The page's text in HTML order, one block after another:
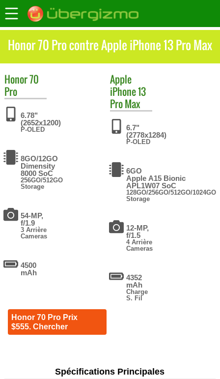
Honor 70 Pro contre Apple iPhone 13 Pro Max
Honor70
Pro
6.78"
(2652x1200)
P-OLED
8GO/12GO
Dimensity
8000 SoC
256GO/512GO
Storage
54-MP,
f/1.9
3 Arrière
Cameras
4500
mAh
Honor 70 Pro Prix
$555. Chercher
Apple
iPhone 13
Pro Max
6.7"
(2778x1284)
P-OLED
6GO
Apple A15 Bionic
APL1W07 SoC
128GO/256GO/512GO/1024GO
Storage
12-MP,
f/1.5
4 Arrière
Cameras
4352
mAh
Charge
S. Fil
Spécifications Principales